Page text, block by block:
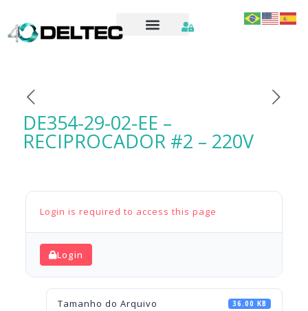
DE354-29-02-EE –
RECIPROCADOR #2 – 220V
Login is required to access this page
Login
Tamanho do Arquivo 36.00 KB